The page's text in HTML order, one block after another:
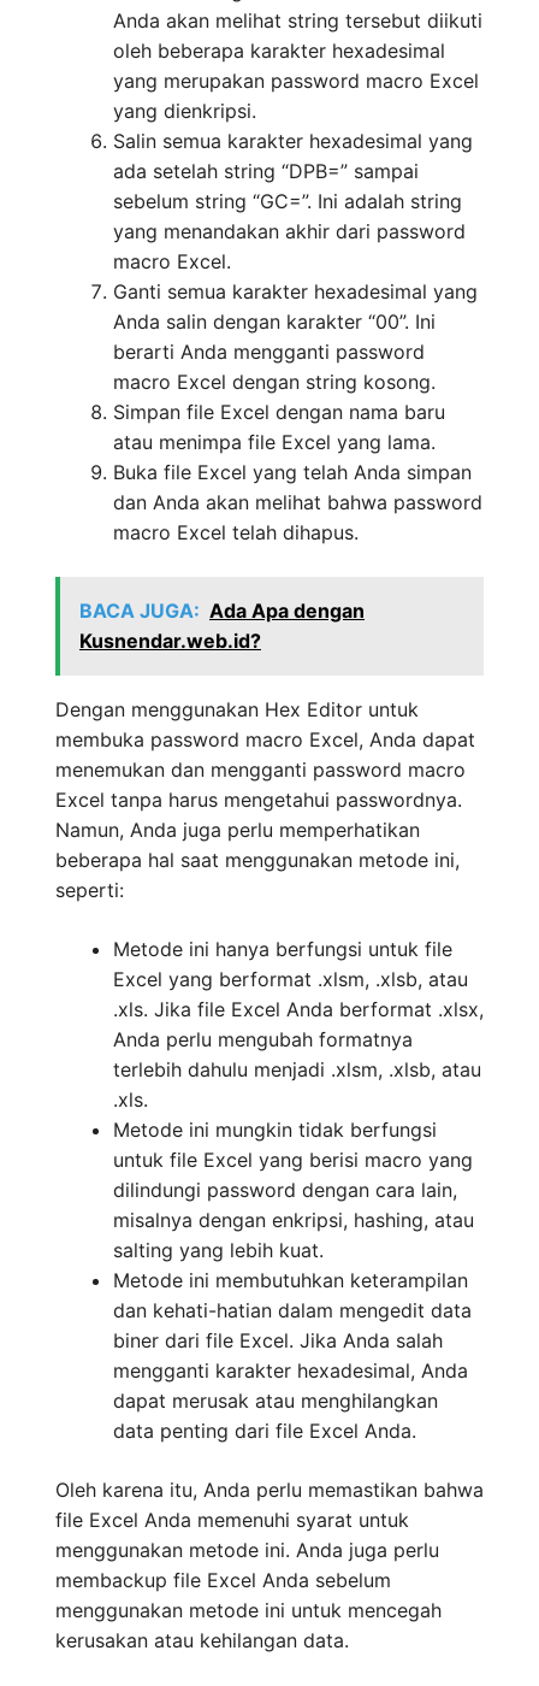
Anda akan melihat string tersebut diikuti
oleh beberapa karakter hexadesimal
yang merupakan password macro Excel
yang dienkripsi.
Salin semua karakter hexadesimal yang
ada setelah string “DPB=” sampai
sebelum string “GC=”. Ini adalah string
yang menandakan akhir dari password
macro Excel.
Ganti semua karakter hexadesimal yang
Anda salin dengan karakter “00”. Ini
berarti Anda mengganti password
macro Excel dengan string kosong.
Simpan file Excel dengan nama baru
atau menimpa file Excel yang lama.
Buka file Excel yang telah Anda simpan
dan Anda akan melihat bahwa password
macro Excel telah dihapus.
BACA JUGA: Ada Apa dengan
Kusnendar.web.id?
Dengan menggunakan Hex Editor untuk
membuka password macro Excel, Anda dapat
menemukan dan mengganti password macro
Excel tanpa harus mengetahui passwordnya.
Namun, Anda juga perlu memperhatikan
beberapa hal saat menggunakan metode ini,
seperti:
Metode ini hanya berfungsi untuk file
Excel yang berformat .xlsm, .xlsb, atau
.xls. Jika file Excel Anda berformat .xlsx,
Anda perlu mengubah formatnya
terlebih dahulu menjadi .xlsm, .xlsb, atau
.xls.
Metode ini mungkin tidak berfungsi
untuk file Excel yang berisi macro yang
dilindungi password dengan cara lain,
misalnya dengan enkripsi, hashing, atau
salting yang lebih kuat.
Metode ini membutuhkan keterampilan
dan kehati-hatian dalam mengedit data
biner dari file Excel. Jika Anda salah
mengganti karakter hexadesimal, Anda
dapat merusak atau menghilangkan
data penting dari file Excel Anda.
Oleh karena itu, Anda perlu memastikan bahwa
file Excel Anda memenuhi syarat untuk
menggunakan metode ini. Anda juga perlu
membackup file Excel Anda sebelum
menggunakan metode ini untuk mencegah
kerusakan atau kehilangan data.